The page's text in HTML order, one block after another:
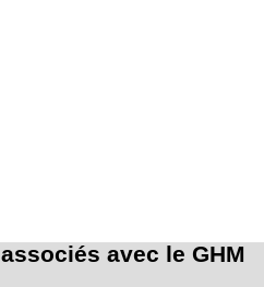
avec le GHM